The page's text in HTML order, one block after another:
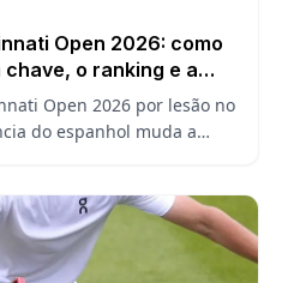
Open 2026: como
o ranking e a
Open 2026 por lesão no
do espanhol muda a